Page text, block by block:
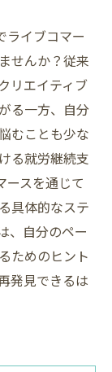
ライブコマー
せんか？従来
リエイティブ
る一方、自分
むことも少な
る就労継続支
ースを通じて
具体的なステ
、自分のペー
ためのヒント
発見できるは